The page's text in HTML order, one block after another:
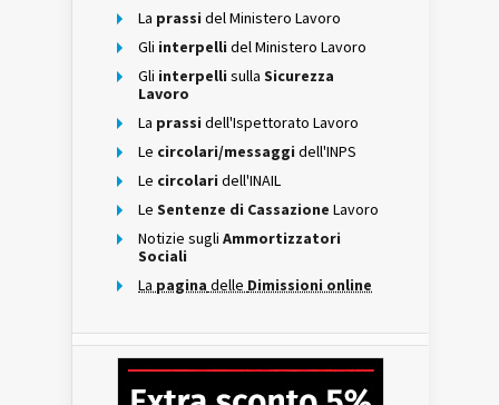
La prassi del Ministero Lavoro
Gli interpelli del Ministero Lavoro
Gli interpelli sulla Sicurezza
Lavoro
La prassi dell'Ispettorato Lavoro
Le circolari/messaggi dell'INPS
Le circolari dell'INAIL
Le Sentenze di Cassazione Lavoro
Notizie sugli Ammortizzatori
Sociali
La pagina delle Dimissioni online